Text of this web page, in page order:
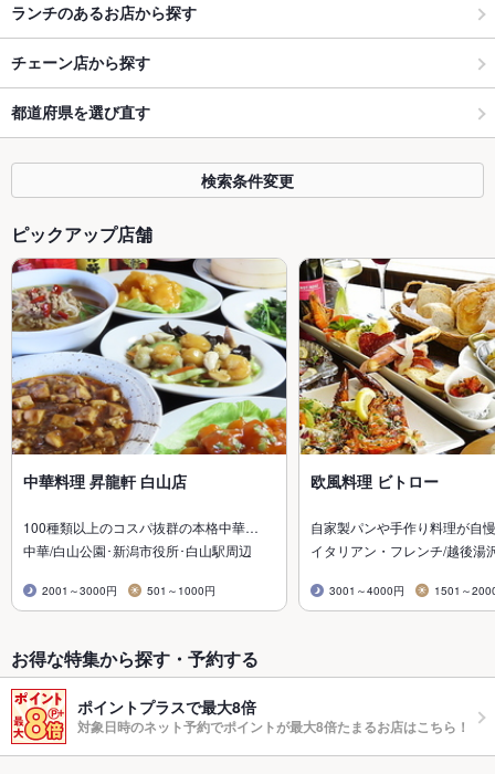
ランチのあるお店から探す
チェーン店から探す
都道府県を選び直す
検索条件変更
ピックアップ店舗
中華料理 昇龍軒 白山店
100種類以上のコスパ抜群の本格中華…
中華/白山公園･新潟市役所･白山駅周辺
2001～3000円 501～1000円
欧風料理 ビトロー
自家製パンや手作り料理が自
イタリアン・フレンチ/越後湯
3001～4000円 1501～
お得な特集から探す・予約する
ポイントプラスで最大8倍
対象日時のネット予約でポイントが最大8倍たまるお店はこちら！